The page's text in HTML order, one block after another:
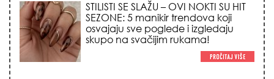
STILISTI SE SLAŽU – OVI NOKTI SU HIT
SEZONE: 5 manikir trendova koji
osvajaju sve poglede i izgledaju
skupo na svačijim rukama!